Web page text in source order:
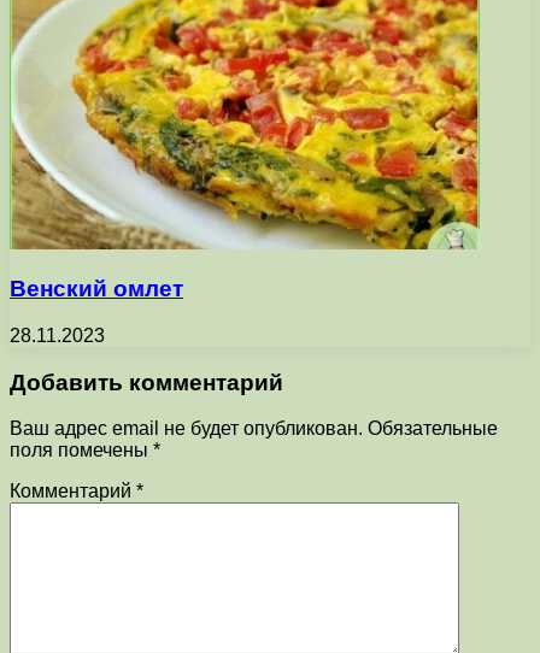
Венский омлет
28.11.2023
Добавить комментарий
Ваш адрес email не будет опубликован. Обязательные
поля помечены *
Комментарий *